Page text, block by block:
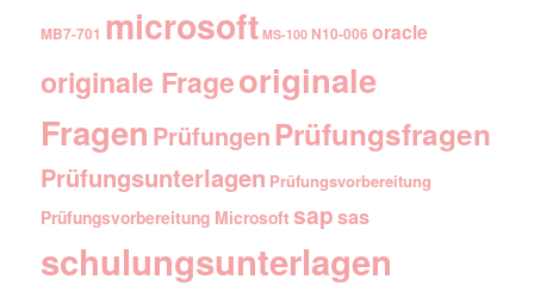
MB7-701 microsoft MS-100 N10-006 oracle
originale Frageoriginale
Fragen Prüfungen Prüfungsfragen
Prüfungsunterlagen Prüfungsvorbereitung
Prüfungsvorbereitung Microsoft sapsas
schulungsunterlagen